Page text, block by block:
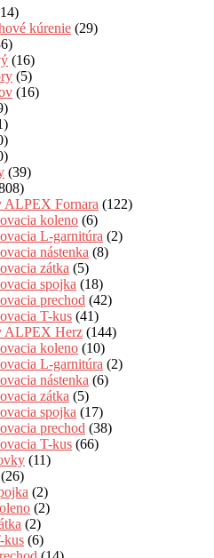
kúrenie (29)
(16)
(5)
(16)
(39)
ALPEX Fornara (122)
koleno (6)
L-garnitúra (2)
nástenka (8)
zátka (5)
spojka (18)
prechod (42)
T-kus (41)
ALPEX Herz (144)
koleno (10)
L-garnitúra (2)
nástenka (6)
zátka (5)
spojka (17)
prechod (38)
T-kus (66)
(11)
(26)
(2)
(2)
(2)
kus (6)